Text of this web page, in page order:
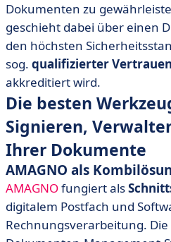
Dokumenten zu
geschieht dabei über einen
den höchsten
sog. qualifizierter
akkreditiert wird.
Die besten
Signieren,
Ihrer Dokumente
AMAGNO als
AMAGNOfungiert als
digitalem Postfach und
Rechnungsverarbeitung. Die